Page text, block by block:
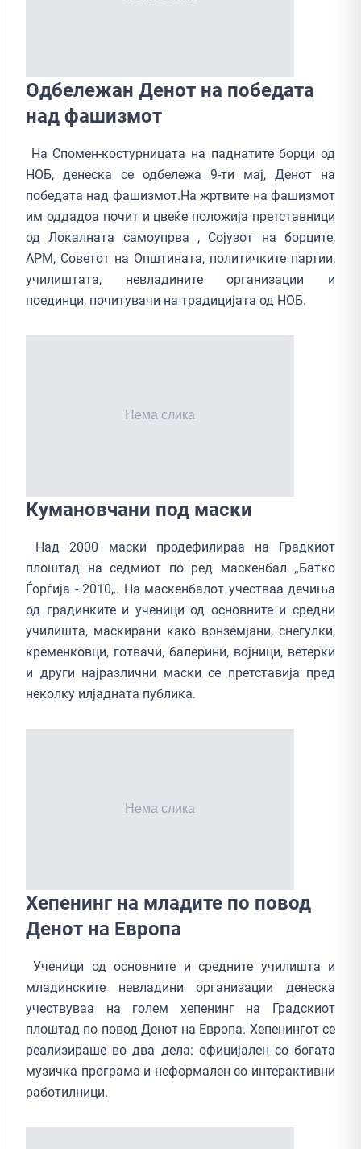
Одбележан Денот на победата
над фашизмот
На Спомен-костурницата на паднатите борци од
НОБ, денеска се одбележа 9-ти мај, Денот на
победата над фашизмот.На жртвите на фашизмот
им оддадоа почит и цвеќе положија претставници
од Локалната самоупрва , Сојузот на борците,
АРМ, Советот на Општината, политичките партии,
училиштата, невладините организации и
поединци, почитувачи на традицијата од НОБ.
Кумановчани под маски
Над 2000 маски продефилираа на Градкиот
плоштад на седмиот по ред маскенбал „Батко
Ѓорѓија - 2010„. На маскенбалот учестваа дечиња
од градинките и ученици од основните и средни
училишта, маскирани како вонземјани, снегулки,
кременковци, готвачи, балерини, војници, ветерки
и други најразлични маски се претставија пред
неколку илјадната публика.
Хепенинг на младите по повод
Денот на Европа
Ученици од основните и средните училишта и
младинските невладини организации денеска
учествуваа на голем хепенинг на Градскиот
плоштад по повод Денот на Европа. Хепенингот се
реализираше во два дела: официјален со богата
музичка програма и неформален со интерактивни
работилници.